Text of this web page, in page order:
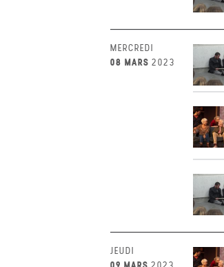
MERCREDI
08 MARS 2023
JEUDI